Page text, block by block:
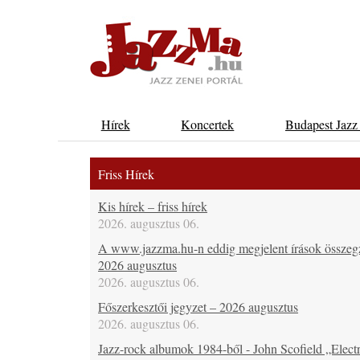
Hírek Koncertek Budapest
Friss Hírek
Kis hírek – friss hírek
2026. augusztus 06.
A www.jazzma.hu-n eddig megjelent írások
2026 augusztus
2026. augusztus 06.
Főszerkesztői jegyzet – 2026 augusztus
2026. augusztus 06.
Jazz-rock albumok 1984-ből - John Scofield